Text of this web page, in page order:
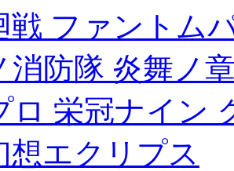
戦 ファントム
消防隊 炎舞ノ
ロ 栄冠ナイン
想エクリプス